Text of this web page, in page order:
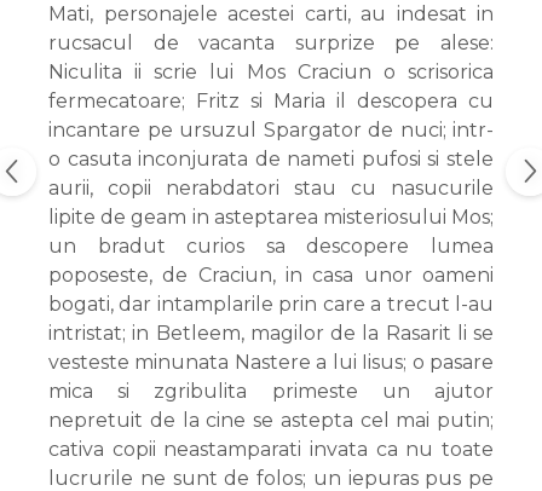
Mati, personajele acestei carti, au indesat in
rucsacul de vacanta surprize pe alese:
Niculita ii scrie lui Mos Craciun o scrisorica
fermecatoare; Fritz si Maria il descopera cu
incantare pe ursuzul Spargator de nuci; intr-
o casuta inconjurata de nameti pufosi si stele
aurii, copii nerabdatori stau cu nasucurile
lipite de geam in asteptarea misteriosului Mos;
un bradut curios sa descopere lumea
poposeste, de Craciun, in casa unor oameni
bogati, dar intamplarile prin care a trecut l-au
intristat; in Betleem, magilor de la Rasarit li se
vesteste minunata Nastere a lui Iisus; o pasare
mica si zgribulita primeste un ajutor
nepretuit de la cine se astepta cel mai putin;
cativa copii neastamparati invata ca nu toate
lucrurile ne sunt de folos; un iepuras pus pe